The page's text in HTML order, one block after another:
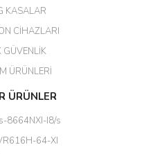
KASALAR
CİHAZLARI
GÜVENLİK
ÜRÜNLERİ
ÜRÜNLER
8664NXI-I8/s
64-XI